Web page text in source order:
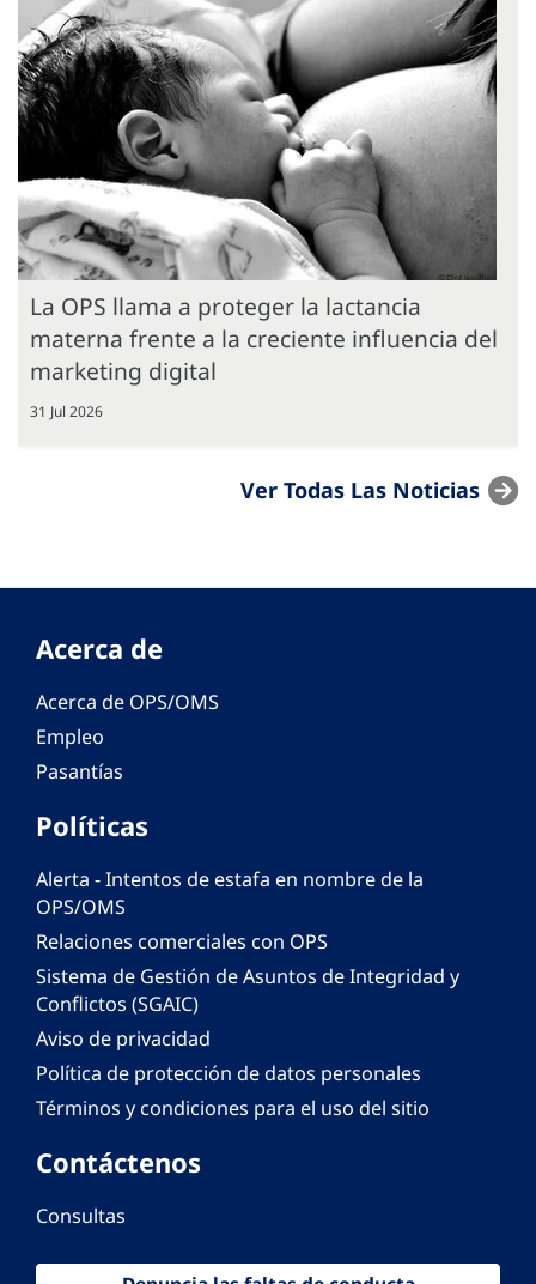
La OPS llama a proteger la lactancia
materna frente a la creciente influencia del
marketing digital
31 Jul 2026
Ver Todas Las Noticias
Acerca de
Acerca de OPS/OMS
Empleo
Pasantías
Políticas
Alerta - Intentos de estafa en nombre de la
OPS/OMS
Relaciones comerciales con OPS
Sistema de Gestión de Asuntos de Integridad y
Conflictos (SGAIC)
Aviso de privacidad
Política de protección de datos personales
Términos y condiciones para el uso del sitio
Contáctenos
Consultas